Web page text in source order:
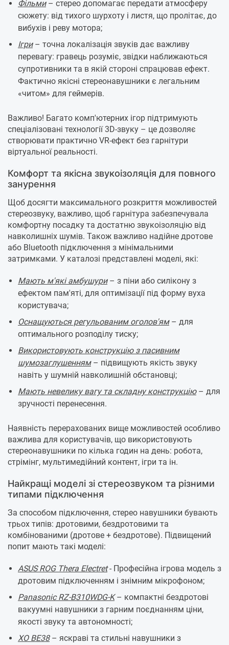
Фільми– стерео допомагає передати атмосферу
сюжету: від тихого шурхоту і листя, що пролітає, до
вибухів і реву мотора;
Ігри– точна локалізація звуків дає важливу
перевагу: гравець розуміє, звідки наближаються
супротивники та в якій стороні спрацював ефект.
Фактично якісні стереонавушники є легальним
«читом» для геймерів.
Важливо! Багато комп'ютерних ігор підтримують
спеціалізовані технології 3D-звуку – це дозволяє
створювати практично VR-ефект без гарнітури
віртуальної реальності.
Комфорт та якісна звукоізоляція для повного
занурення
Щоб досягти максимального розкриття можливостей
стереозвуку, важливо, щоб гарнітура забезпечувала
комфортну посадку та достатню звукоізоляцію від
навколишніх шумів. Також важливо надійне дротове
або Bluetooth підключення з мінімальними
затримками. У каталозі представлені моделі, які:
Мають м'які амбушури– з піни або силікону з
ефектом пам'яті, для оптимізації під форму вуха
користувача;
Оснащуються регульованим оголов'ям– для
оптимального розподілу тиску;
Використовують конструкцію з пасивним
шумозаглушенням– підвищують якість звуку
навіть у шумній навколишній обстановці;
Мають невелику вагу та складну конструкцію– для
зручності перенесення.
Наявність перерахованих вище можливостей особливо
важлива для користувачів, що використовують
стереонавушники по кілька годин на день: робота,
стрімінг, мультимедійний контент, ігри та ін.
Найкращі моделі зі стереозвуком та різними
типами підключення
За способом підключення, стерео навушники бувають
трьох типів: дротовими, бездротовими та
комбінованими (дротове + бездротове). Підвищений
попит мають такі моделі:
ASUS ROG Thera Electret- Професійна ігрова модель з
дротовим підключенням і знімним мікрофоном;
Panasonic RZ-B310WDG-K– компактні бездротові
вакуумні навушники з гарним поєднанням ціни,
якості звуку та автономності;
XO BE38– яскраві та стильні навушники з